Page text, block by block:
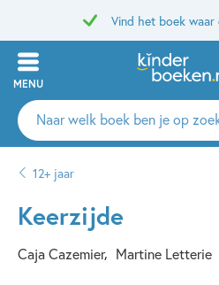
Vind het boek
MENU
Zoeken
naar
auteurs
uitgevers
12+ jaar
Keerzijde
Caja Cazemier Martine Letterie